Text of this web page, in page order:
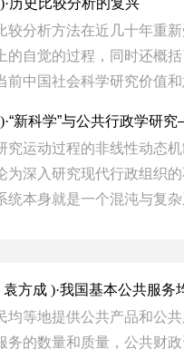
历史比较分析的复兴
较分析方法在近几十年重
的自觉的过程，同时还概
前中国社会科学研究价值和
“新科学”与公共行政学研
究运动过程的非线性动态
为深入研究现代行政组织
统本身就是一个混沌与复杂
方成 )·我国基本公共服务
均等地提供公共产品和公
务的数量和质量，公共财